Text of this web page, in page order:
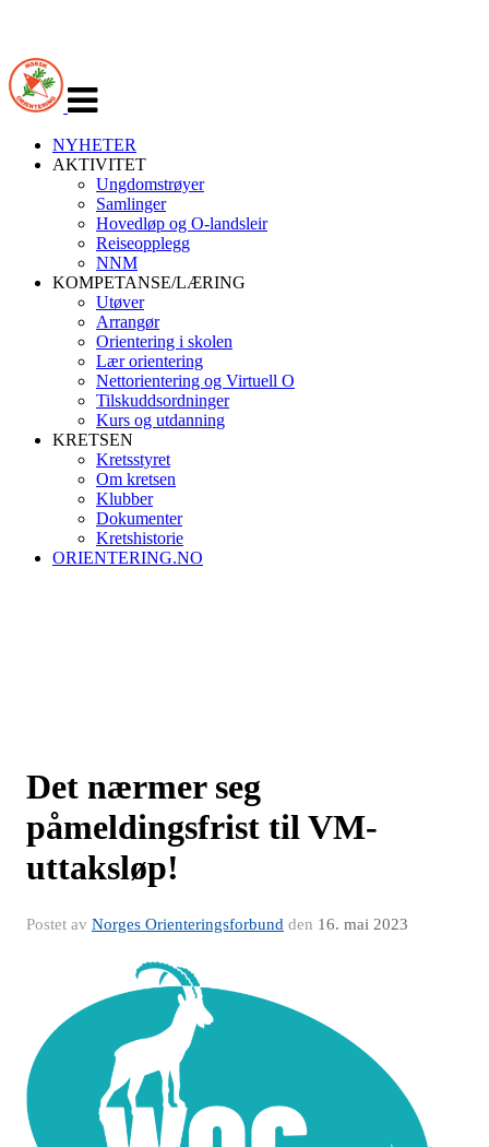
navigasjon
NYHETER
AKTIVITET
Ungdomstrøyer
Samlinger
Hovedløp og O-landsleir
Reiseopplegg
NNM
KOMPETANSE/LÆRING
Utøver
Arrangør
Orientering i skolen
Lær orientering
Nettorientering og Virtuell O
Tilskuddsordninger
Kurs og utdanning
KRETSEN
Kretsstyret
Om kretsen
Klubber
Dokumenter
Kretshistorie
ORIENTERING.NO
Det nærmer seg
påmeldingsfrist til VM-
uttaksløp!
Postet av Norges Orienteringsforbund den 16. mai 2023